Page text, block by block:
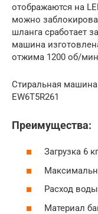
отображаются на
можно
шланга сработает
машина
отжима 1200 об/
Стиральная
EW6T5R261
Преимущества:
Загрузка 6 кг
Расход
Материал